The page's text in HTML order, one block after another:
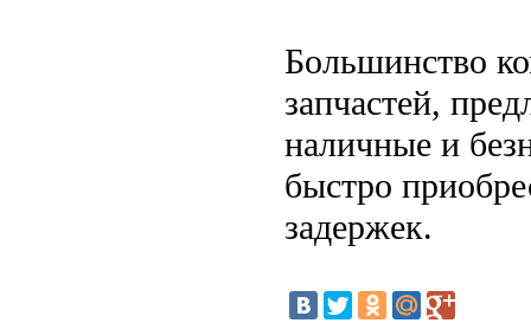
Большинство
запчастей,
наличные и
быстро
задержек.